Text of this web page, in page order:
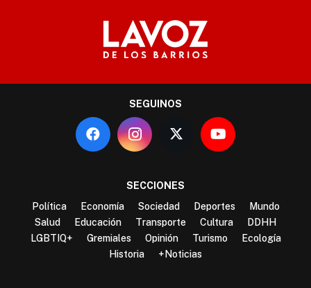
SEGUINOS
SECCIONES
Política
Economía Sociedad Deportes
Mundo
Salud
Educación Transporte Cultura
DDHH
LGBTIQ+
Gremiales Opinión Turismo
Ecología
Historia
+Noticias